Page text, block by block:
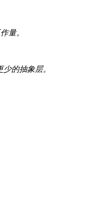
量。
的抽象层。